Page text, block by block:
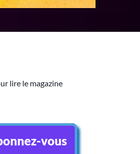
lire le magazine
vous